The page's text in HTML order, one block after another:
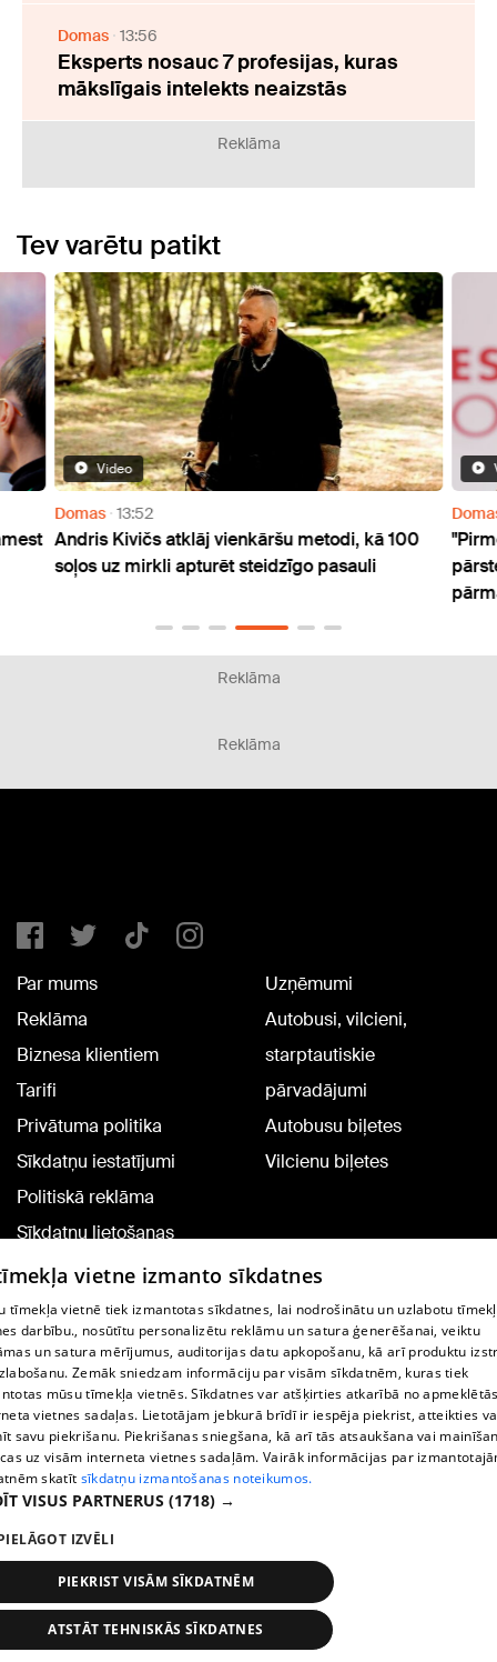
Domas 13:56
Eksperts nosauc 7 profesijas, kuras
mākslīgais intelekts neaizstās
Reklāma
Tev varētu patikt
Video
Domas 13:52
Andris Kivičs atklāj vienkāršu metodi, kā 100
soļos uz mirkli apturēt steidzīgo pasauli
Reklāma
Reklāma
Par mums
Reklāma
Biznesa klientiem
Tarifi
Privātuma politika
Sīkdatņu iestatījumi
Politiskā reklāma
Sīkdatņu lietošanas
noteikumi
Komentāru pievienošana
Uzņēmumi
Autobusi, vilcieni,
starptautiskie
pārvadājumi
Autobusu biļetes
Vilcienu biļetes
TV programma
Līguma noteikumi
360 Ziņu kontakti
Helio Media
Portāla palīdzības dienests: e-pasts -
All rights reserved.
Ziņas Meklēt 1188 play
vietne izmanto sīkdatnes
tīmekļa vietnē tiek izmantotas sīkdatnes, lai nodrošinātu un uzlabotu
darbību., nosūtītu personalizētu reklāmu un satura ģenerēšanai, veiktu
un satura mērījumus, auditorijas datu apkopošanu, kā arī produktu
Zemāk sniedzam informāciju par visām sīkdatnēm, kuras tiek
mūsu tīmekļa vietnēs. Sīkdatnes var atšķirties atkarībā no
vietnes sadaļas. Lietotājam jebkurā brīdī ir iespēja piekrist, atteikties
savu piekrišanu. Piekrišanas sniegšana, kā arī tās atsaukšana vai
uz visām interneta vietnes sadaļām. Vairāk informācijas par
skatīt sīkdatņu izmantošanas noteikumos.
VISUS PARTNERUS (1718) →
IZVĒLI
PIEKRIST VISĀM SĪKDATNĒM
ATSTĀT TEHNISKĀS SĪKDATNES